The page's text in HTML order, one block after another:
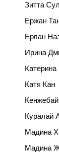
Зитта
Ержан
Ерлан
Ирина
Катя Кан
Куралай
Мадина
Мадина